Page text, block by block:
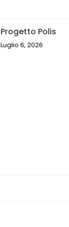
Progetto Polis
Luglio 6, 2026